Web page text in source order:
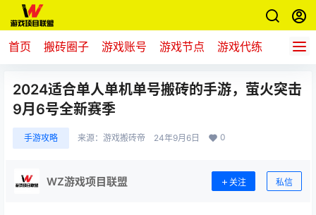
首页 搬砖圈子 游戏账号 游戏节点 游戏代练 新游推
2024适合单人单机单号搬砖的手游，萤火突击
9月6号全新赛季
手游攻略 来源： 游戏搬砖帝 24年9月6日 0
WZ游戏项目联盟 关注 私信